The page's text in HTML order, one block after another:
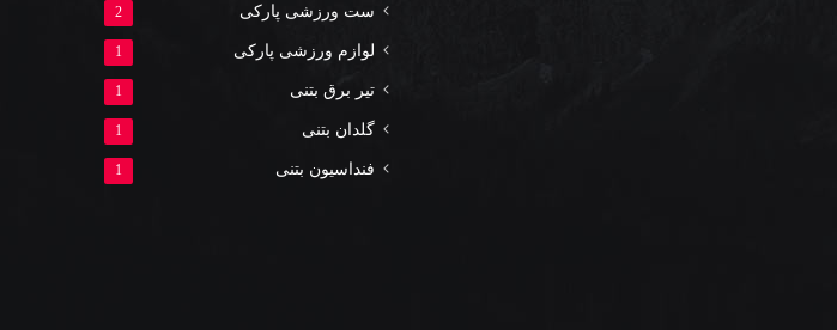
ست ورزشی پارکی 2
لوازم ورزشی پارکی 1
تیر برق بتنی 1
گلدان بتنی 1
فنداسیون بتنی 1